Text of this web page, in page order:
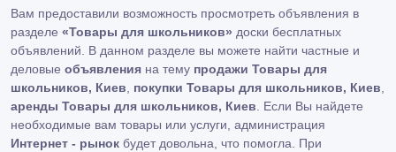
Вам предоставили возможность просмотреть объявления в
разделе «Товары для школьников» доски бесплатных
объявлений. В данном разделе вы можете найти частные и
деловые объявления на тему продажи Товары для
школьников, Киев, покупки Товары для школьников, Киев,
аренды Товары для школьников, Киев. Если Вы найдете
необходимые вам товары или услуги, администрация
Интернет - рынок будет довольна, что помогла. При